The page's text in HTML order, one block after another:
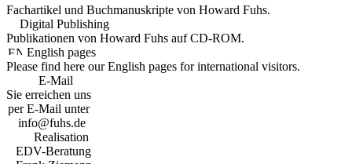
Fachartikel und Buchmanuskripte von Howard Fuhs.
Digital Publishing
Publikationen von Howard Fuhs auf CD-ROM.
English pages
Please find here our English pages for international visitors.
E-Mail
Sie erreichen uns
per E-Mail unter
info@fuhs.de
Realisation
EDV-Beratung